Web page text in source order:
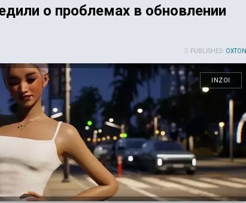
о проблемах в обновлении
PUBLISHED: OXTON
INZOI